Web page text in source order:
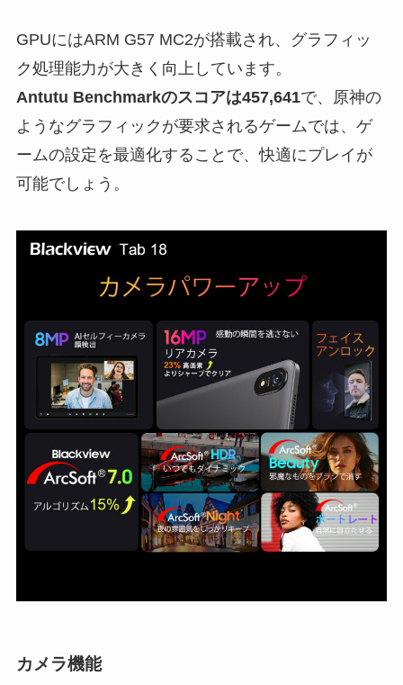
GPUにはARM G57 MC2が搭載され、グラフィッ
ク処理能力が大きく向上しています。
Antutu Benchmarkのスコアは457,641で、原神の
ようなグラフィックが要求されるゲームでは、ゲ
ームの設定を最適化することで、快適にプレイが
可能でしょう。
カメラ機能